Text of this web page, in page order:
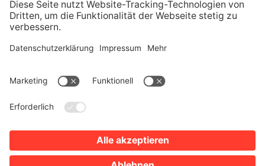
WICHTIGE LINKS
PresseWir über unsTourist-Information
Erklärung zur Barrierefreiheit
Impressum